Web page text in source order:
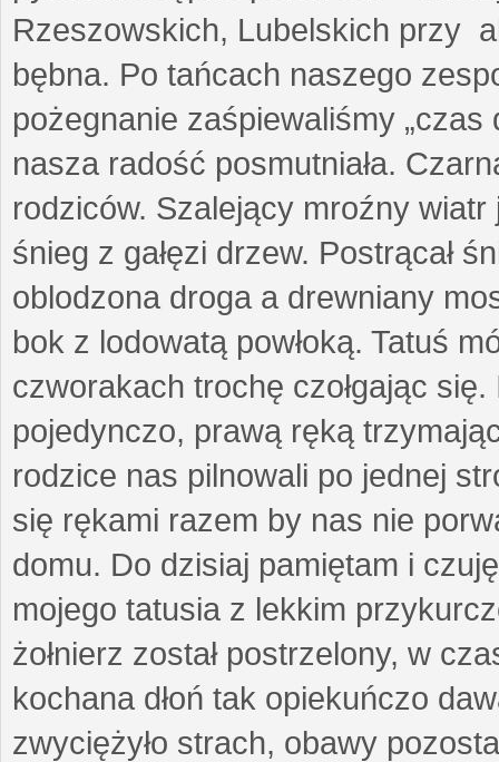
Rzeszowskich, Lubelskich przy
bębna. Po tańcach naszego
pożegnanie zaśpiewaliśmy
nasza radość posmutniała.
rodziców. Szalejący mroźny wiatr
śnieg z gałęzi drzew. Postrącał
oblodzona droga a drewniany
bok z lodowatą powłoką. Tatuś
czworakach trochę czołgając
pojedynczo, prawą ręką
rodzice nas pilnowali po jednej
się rękami razem by nas nie
domu. Do dzisiaj pamiętam i
mojego tatusia z lekkim
żołnierz został postrzelony, w
kochana dłoń tak opiekuńczo
zwyciężyło strach, obawy